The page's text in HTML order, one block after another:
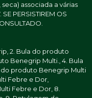
associada a várias
PERSISTIREM OS
2. Bula do produto
Benegrip Multi., 4. Bula
produto Benegrip Multi
Febre e Dor,
Febre e Dor, 8.